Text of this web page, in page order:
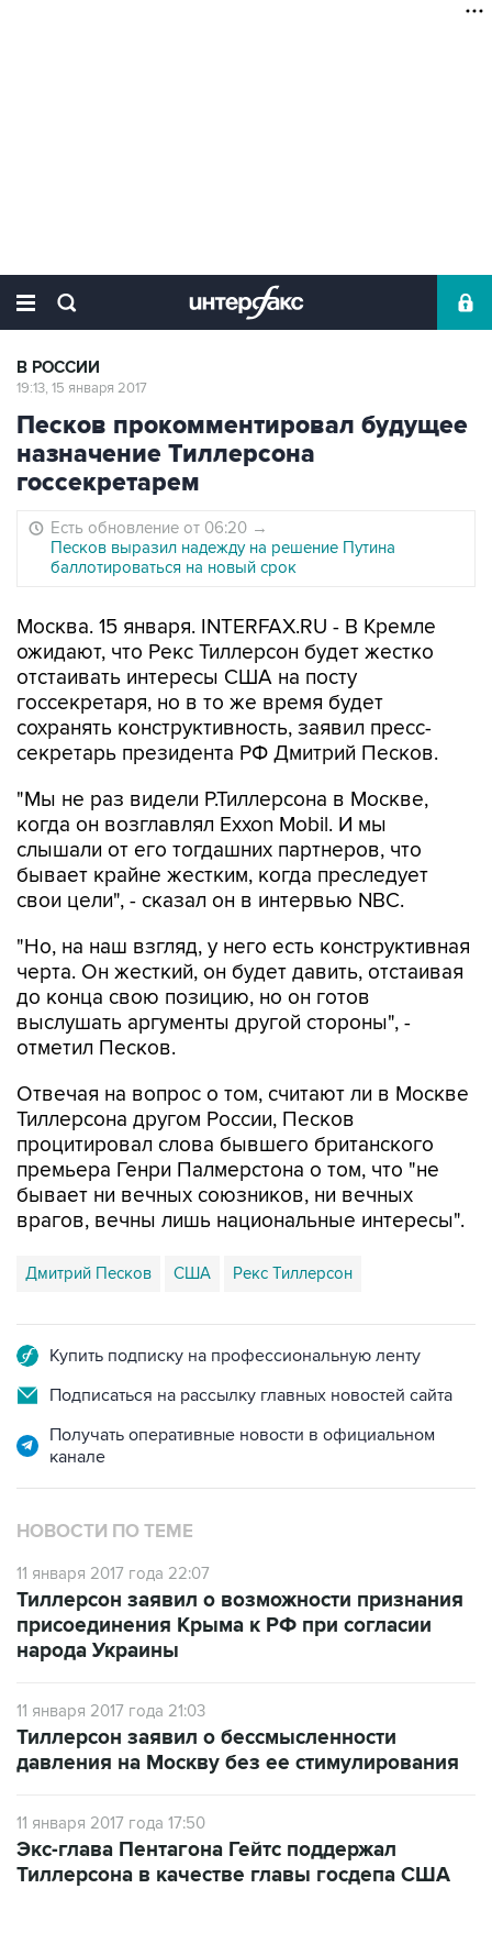
В РОССИИ
19:13, 15 января 2017
Песков прокомментировал будущее
назначение Тиллерсона
госсекретарем
Есть обновление от 06:20 →
Песков выразил надежду на решение Путина
баллотироваться на новый срок
Москва. 15 января. INTERFAX.RU - В Кремле
ожидают, что Рекс Тиллерсон будет жестко
отстаивать интересы США на посту
госсекретаря, но в то же время будет
сохранять конструктивность, заявил пресс-
секретарь президента РФ Дмитрий Песков.
"Мы не раз видели Р.Тиллерсона в Москве,
когда он возглавлял Exxon Mobil. И мы
слышали от его тогдашних партнеров, что
бывает крайне жестким, когда преследует
свои цели", - сказал он в интервью NBC.
"Но, на наш взгляд, у него есть конструктивная
черта. Он жесткий, он будет давить, отстаивая
до конца свою позицию, но он готов
выслушать аргументы другой стороны", -
отметил Песков.
Отвечая на вопрос о том, считают ли в Москве
Тиллерсона другом России, Песков
процитировал слова бывшего британского
премьера Генри Палмерстона о том, что "не
бывает ни вечных союзников, ни вечных
врагов, вечны лишь национальные интересы".
Дмитрий Песков США Рекс Тиллерсон
Купить подписку на профессиональную ленту
Подписаться на рассылку главных новостей сайта
Получать оперативные новости в официальном
канале
НОВОСТИ ПО ТЕМЕ
11 января 2017 года 22:07
Тиллерсон заявил о возможности признания
присоединения Крыма к РФ при согласии
народа Украины
11 января 2017 года 21:03
Тиллерсон заявил о бессмысленности
давления на Москву без ее стимулирования
11 января 2017 года 17:50
Экс-глава Пентагона Гейтс поддержал
Тиллерсона в качестве главы госдепа США